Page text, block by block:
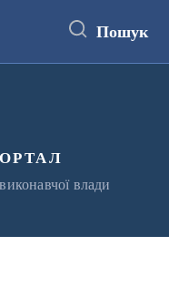
Пошук
влади